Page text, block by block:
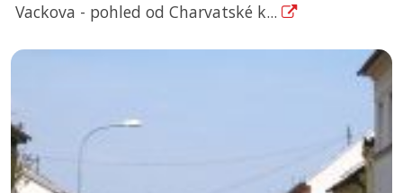
Vackova - pohled od Charvatské k...